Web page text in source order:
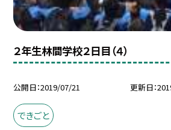
２年生林間学校２日目（４）
公開日 2019/07/21 更新日
できごと